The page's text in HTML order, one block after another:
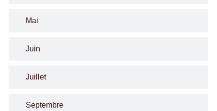
Mai
Juin
Juillet
Septembre